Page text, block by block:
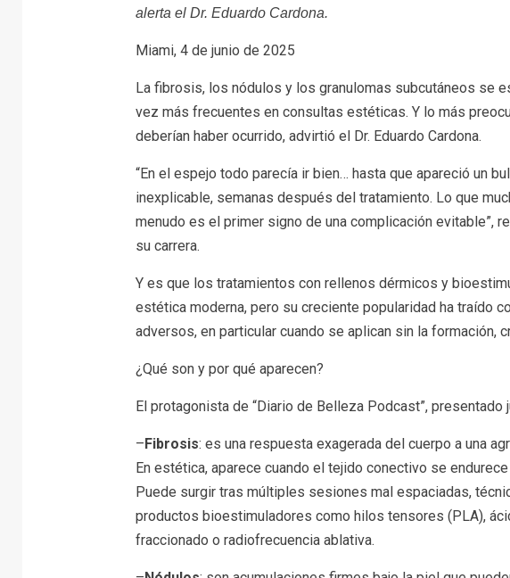
alerta el Dr. Eduardo Cardona.
Miami, 4 de junio de 2025
La fibrosis, los nódulos y los granulomas subcutáneos se
vez más frecuentes en consultas estéticas. Y lo más
deberían haber ocurrido, advirtió el Dr. Eduardo Cardona.
“En el espejo todo parecía ir bien… hasta que apareció un
inexplicable, semanas después del tratamiento. Lo que
menudo es el primer signo de una complicación evitable”,
su carrera.
Y es que los tratamientos con rellenos dérmicos y
estética moderna, pero su creciente popularidad ha traído
adversos, en particular cuando se aplican sin la formación,
¿Qué son y por qué aparecen?
El protagonista de “Diario de Belleza Podcast”, presentado
–Fibrosis: es una respuesta exagerada del cuerpo a una
En estética, aparece cuando el tejido conectivo se
Puede surgir tras múltiples sesiones mal espaciadas,
productos bioestimuladores como hilos tensores (PLA),
fraccionado o radiofrecuencia ablativa.